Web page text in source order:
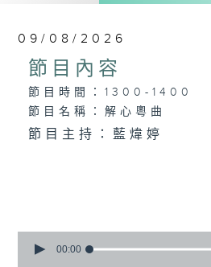
星期二及星期六的「金裝粵劇
挑細選各種版本播出，如紅伶
及原裝正版等；同時亦製作多
曲藝及音樂界專業人士，邀請
及報導本港、國內及海外戲曲
觸及學習的機會，使各戲迷能
09/08/2026
節目內容
節目時間：1300-1400
節目名稱：解心粵曲
節目主持：藍煒婷
seconds
00:00